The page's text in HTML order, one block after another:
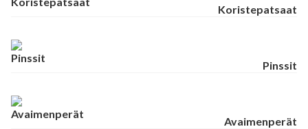
Koristepatsaat
Pinssit
Avaimenperät